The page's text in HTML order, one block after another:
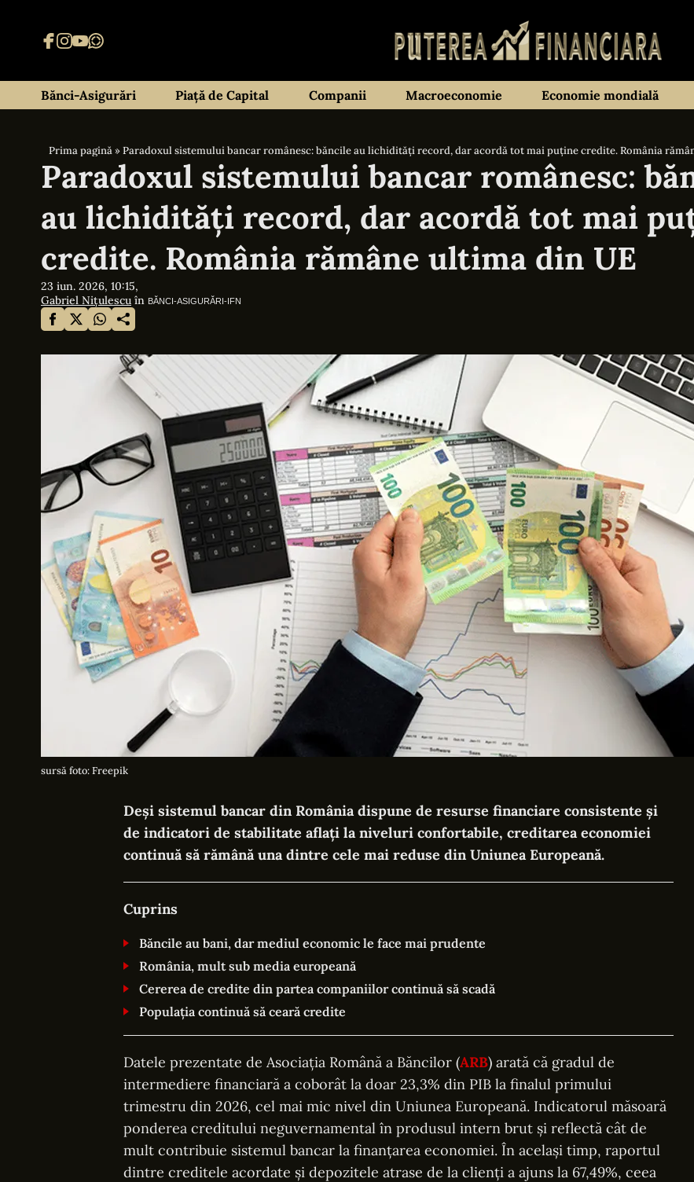
Bănci-Asigurări Piață de Capital Companii Macroeconomie Economie mondială
Prima pagină»Paradoxul sistemului bancar românesc: băncile au lichidități record, dar acordă tot mai puține credite. România
Paradoxul sistemului bancar românesc:
au lichidități record, dar acordă tot mai
credite. România rămâne ultima din UE
23 iun. 2026, 10:15,
Gabriel Nițulescu în BĂNCI-ASIGURĂRI-IFN
sursă foto: Freepik
Deși sistemul bancar din România dispune de resurse financiare consistente și
de indicatori de stabilitate aflați la niveluri confortabile, creditarea economiei
continuă să rămână una dintre cele mai reduse din Uniunea Europeană.
Cuprins
Băncile au bani, dar mediul economic le face mai prudente
România, mult sub media europeană
Cererea de credite din partea companiilor continuă să scadă
Populația continuă să ceară credite
Datele prezentate de Asociația Română a Băncilor (ARB) arată că gradul de
intermediere financiară a coborât la doar 23,3% din PIB la finalul primului
trimestru din 2026, cel mai mic nivel din Uniunea Europeană. Indicatorul măsoară
ponderea creditului neguvernamental în produsul intern brut și reflectă cât de
mult contribuie sistemul bancar la finanțarea economiei. În același timp, raportul
dintre creditele acordate și depozitele atrase de la clienți a ajuns la 67,49%, ceea